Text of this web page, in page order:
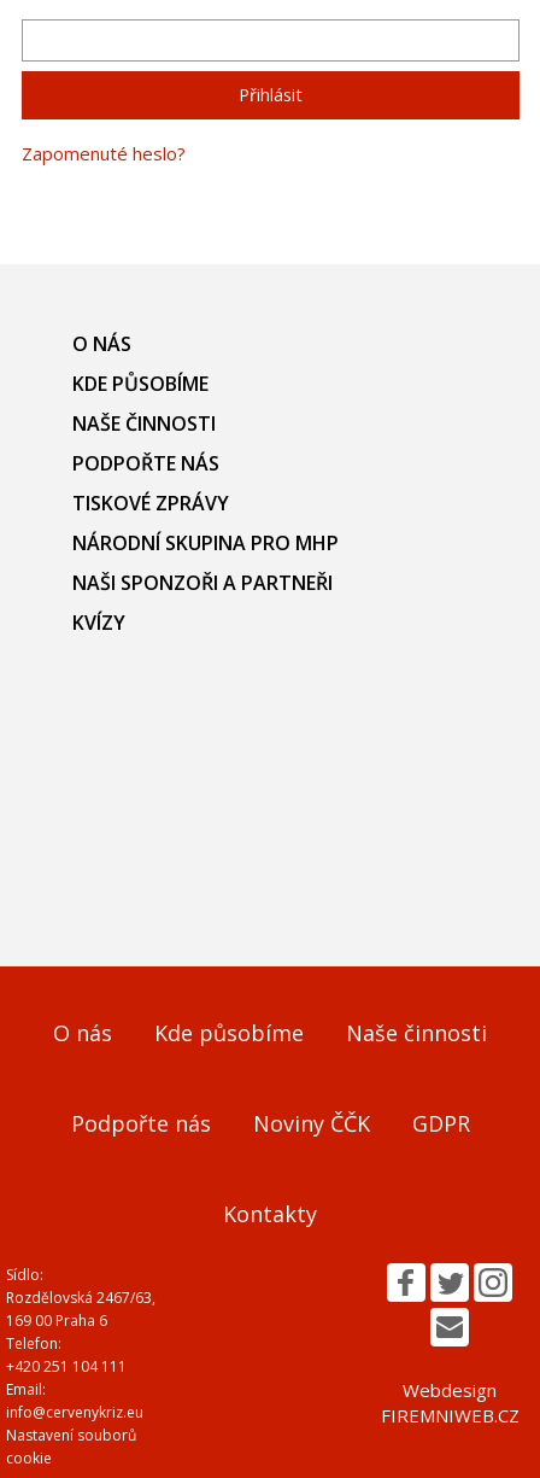
Zapomenuté heslo?
O NÁS
KDE PŮSOBÍME
NAŠE ČINNOSTI
PODPOŘTE NÁS
TISKOVÉ ZPRÁVY
NÁRODNÍ SKUPINA PRO MHP
NAŠI SPONZOŘI A PARTNEŘI
KVÍZY
O nás Kde působíme Naše činnosti
Podpořte nás Noviny ČČK GDPR
Kontakty
Sídlo:
Rozdělovská 2467/63,
169 00 Praha 6
Telefon:
+420 251 104 111
Email:
info@cervenykriz.eu
Nastavení souborů
cookie
Webdesign
FIREMNIWEB.CZ